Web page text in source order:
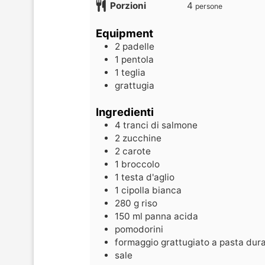
Porzioni 4 persone
Equipment
2 padelle
1 pentola
1 teglia
grattugia
Ingredienti
4 tranci di salmone
2 zucchine
2 carote
1 broccolo
1 testa d'aglio
1 cipolla bianca
280 g riso
150 ml panna acida
pomodorini
formaggio grattugiato a pasta
sale